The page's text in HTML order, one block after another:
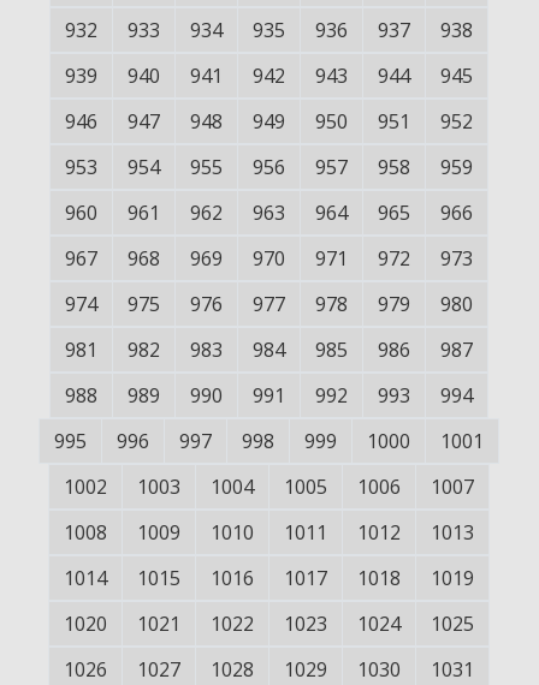
932
933 934 935 936 937
938
939
940 941 942 943 944
945
946
947 948 949 950 951
952
953
954 955 956 957 958
959
960
961 962 963 964 965
966
967
968 969 970 971 972
973
974
975 976 977 978 979
980
981
982 983 984 985 986
987
988
989 990 991 992 993
994
995
996 997 998 999 1000
1001
1002
1003 1004 1005 1006
1007
1008
1009 1010 1011 1012
1013
1014
1015 1016 1017 1018
1019
1020
1021 1022 1023 1024
1025
1026
1027 1028 1029 1030
1031